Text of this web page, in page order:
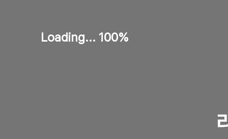
Loading... 100%